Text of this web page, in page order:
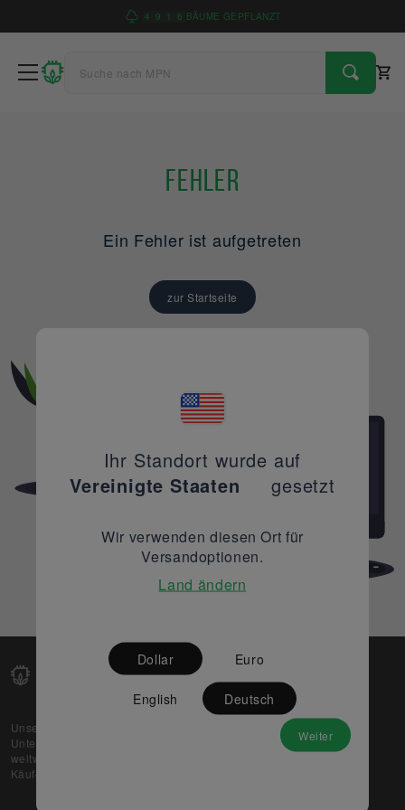
4 9 1 6 BÄUME GEPFLANZT
Fehler
Ein Fehler ist aufgetreten
zur Startseite
Unsere Web-Plattform unterstützt OEM- und EMS-
Unternehmen dabei, ihre überschüssigen Lagerbestände
weltweit zu verkaufen und gleichzeitig den potenziellen
Käufern beste Preise und Qualität zu bieten.
Partner
Ihr Standort wurde auf
Vereinigte Staaten
gesetzt
Wir verwenden diesen Ort für
Versandoptionen.
Land ändern
Dollar Euro
English Deutsch
Weiter